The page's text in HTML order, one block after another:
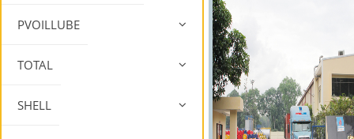
PVOILLUBE
TOTAL
SHELL